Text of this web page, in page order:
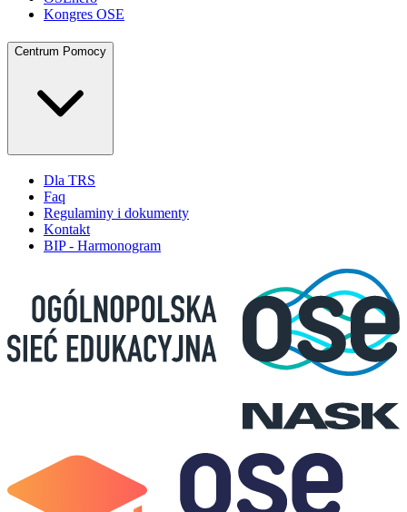
Kongres OSE
Centrum Pomocy
Dla TRS
Faq
Regulaminy i dokumenty
Kontakt
BIP - Harmonogram